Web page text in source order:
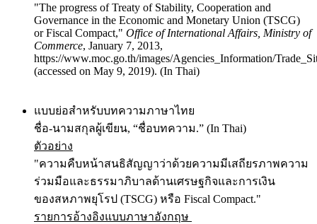
"The progress of Treaty of Stability, Cooperation and
Governance in the Economic and Monetary Union (TSCG)
or Fiscal Compact," Office of International Affairs, Ministry of
Commerce, January 7, 2013,
https://www.moc.go.th/images/Agencies_Information/
(accessed on May 9, 2019). (In Thai)
แบบย่อสำหรับบทความภาษาไทย
ชื่อ-นามสกุลผู้เขียน, “ชื่อบทความ.” (In Thai)
ตัวอย่าง
"ความคืบหน้าสนธิสัญญาว่าด้วยความมีเสถียรภาพความ
ร่วมมือและธรรมาภิบาลด้านเศรษฐกิจและการเงิน
ของสหภาพยุโรป (TSCG) หรือ Fiscal Compact."
รายการอ้างอิงแบบภาษาอังกฤษ